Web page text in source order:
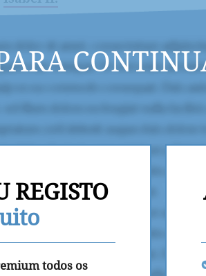
REGISTO
todos os